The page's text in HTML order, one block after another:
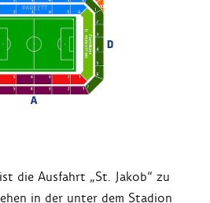
die Ausfahrt „St. Jakob“ zu
in der unter dem Stadion